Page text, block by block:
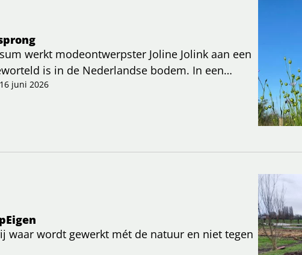
werkt modeontwerpster Joline Jolink aan een
is in de Nederlandse bodem. In een
op mode radicaal veranderde en kiest voor
16 juni 2026
waar wordt gewerkt mét de natuur en niet tegen